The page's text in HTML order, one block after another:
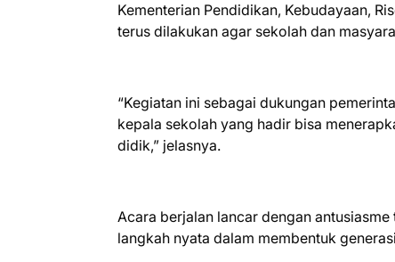
Kementerian Pendidikan, Kebudayaan,
terus dilakukan agar sekolah dan
“Kegiatan ini sebagai dukungan
kepala sekolah yang hadir bisa
didik,” jelasnya.
Acara berjalan lancar dengan
langkah nyata dalam membentuk